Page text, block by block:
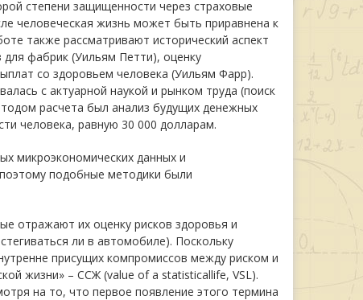
степени защищенности через страховые
человеческая жизнь может быть приравнена к
также рассматривают исторический аспект
фабрик (Уильям Петти), оценку
со здоровьем человека (Уильям Фарр).
с актуарной наукой и рынком труда (поиск
расчета был анализ будущих денежных
человека, равную 30 000 долларам.
микроэкономических данных и
подобные методики были
отражают их оценку рисков здоровья и
ли в автомобиле). Поскольку
присущих компромиссов между риском и
жизни» – ССЖ (value of a statisticallife, VSL).
на то, что первое появление этого термина